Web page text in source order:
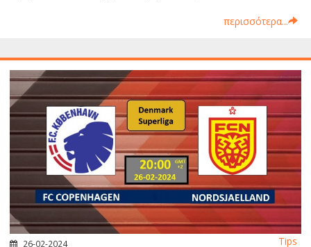
περισσότερα...
26-02-2024 Tips